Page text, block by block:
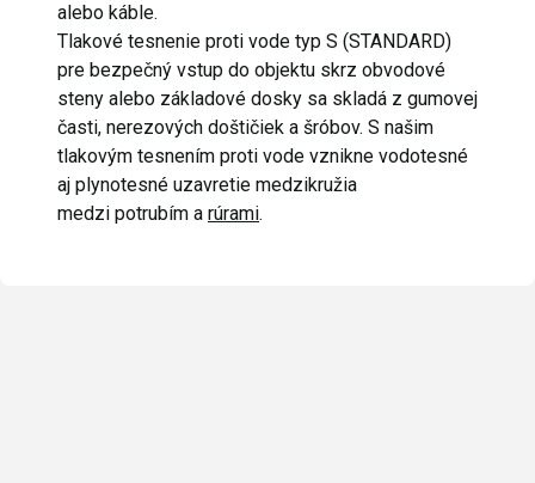
alebo káble.
Tlakové tesnenie proti vode typ S (STANDARD)
pre bezpečný vstup do objektu skrz obvodové
steny alebo základové dosky sa skladá z gumovej
časti, nerezových doštičiek a šróbov. S našim
tlakovým tesnením proti vode vznikne vodotesné
aj plynotesné uzavretie medzikružia
medzi potrubím a rúrami.